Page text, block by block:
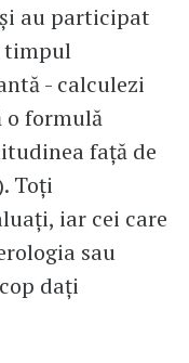
au participat
timpul
- calculezi
formulă
față de
Toți
iar cei care
sau
dați